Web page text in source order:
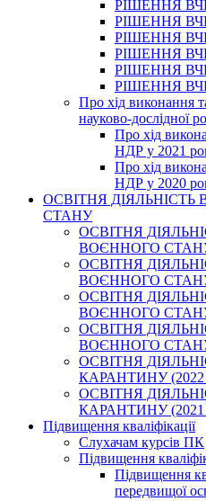
РІШЕННЯ
РІШЕННЯ
РІШЕННЯ
РІШЕННЯ
РІШЕННЯ
РІШЕННЯ
Про хід виконання
науково-дослідної
Про хід
НДР у 2021
Про хід
НДР у 2020
ОСВІТНЯ
СТАНУ
ОСВІТНЯ
ВОЄННОГО СТАНУ
ОСВІТНЯ
ВОЄННОГО СТАНУ
ОСВІТНЯ
ВОЄННОГО СТАНУ
ОСВІТНЯ
ВОЄННОГО СТАНУ
ОСВІТНЯ
КАРАНТИНУ (2022
ОСВІТНЯ
КАРАНТИНУ (2021
Підвищення кваліфікації
Слухачам курсів ПК
Підвищення
Підвищення
передвищої